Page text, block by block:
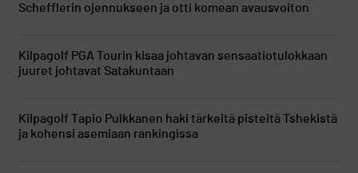
Schefflerin ojennukseen ja otti komean avausvoiton
Kilpagolf PGA Tourin kisaa johtavan sensaatiotulokkaan
juuret johtavat Satakuntaan
Kilpagolf Tapio Pulkkanen haki tärkeitä pisteitä Tshekistä
ja kohensi asemiaan rankingissa